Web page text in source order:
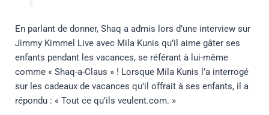
En parlant de donner, Shaq a admis lors d’une interview sur
Jimmy Kimmel Live avec Mila Kunis qu’il aime gâter ses
enfants pendant les vacances, se référant à lui-même
comme « Shaq-a-Claus » ! Lorsque Mila Kunis l’a interrogé
sur les cadeaux de vacances qu’il offrait à ses enfants, il a
répondu : « Tout ce qu’ils veulent.com. »